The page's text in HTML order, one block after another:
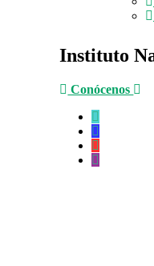
Instituto
Conócenos